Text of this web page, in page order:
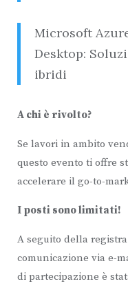
Microsoft
Desktop:
ibridi
A chi è rivolto?
Se lavori in ambito
questo evento ti offre
accelerare il go-to-
I posti sono limitati!
A seguito della
comunicazione via e-
di partecipazione è